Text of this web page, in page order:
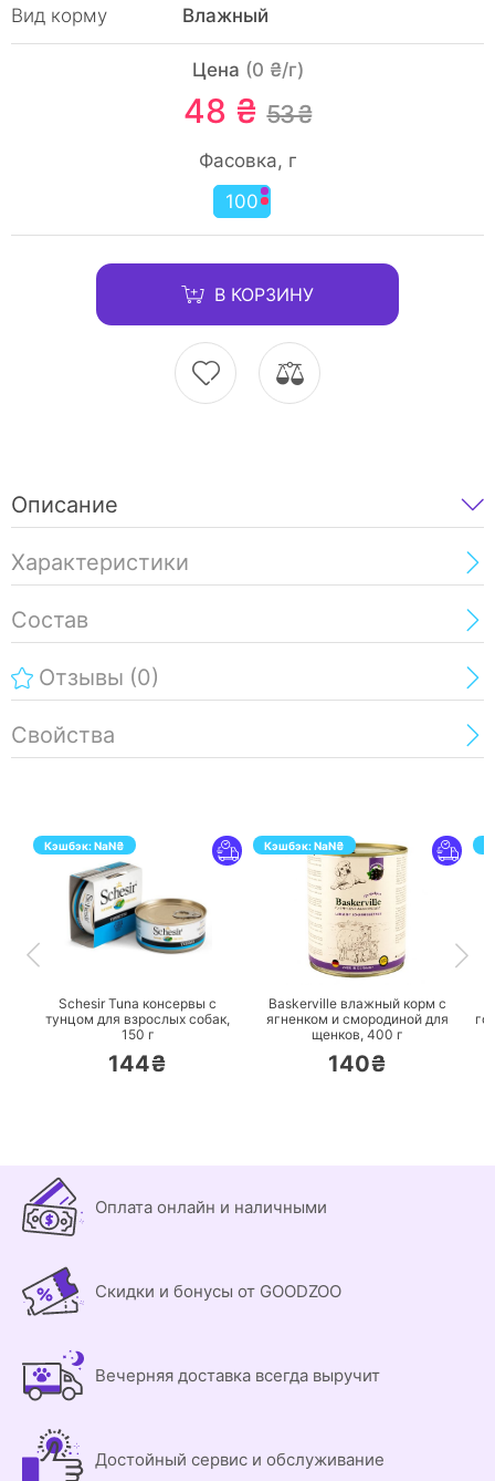
Вид корму
Влажный
Цена (0 ₴/г)
48 ₴ 53 ₴
Фасовка, г
100
В КОРЗИНУ
Описание
Характеристики
Состав
Отзывы (0)
Свойства
Кэшбэк:NaN₴
ПЕРЕЙТИ
Schesir Tuna консервы с
тунцом для взрослых собак,
150 г
144₴
Кэшбэк:NaN₴
ПЕРЕЙТИ
Baskerville влажный корм с
ягненком и смородиной для
щенков, 400 г
140₴
Оплата онлайн и наличными
Скидки и бонусы от GOODZOO
Вечерняя доставка всегда выручит
Достойный сервис и обслуживание